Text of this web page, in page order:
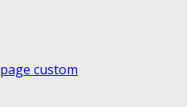
custom